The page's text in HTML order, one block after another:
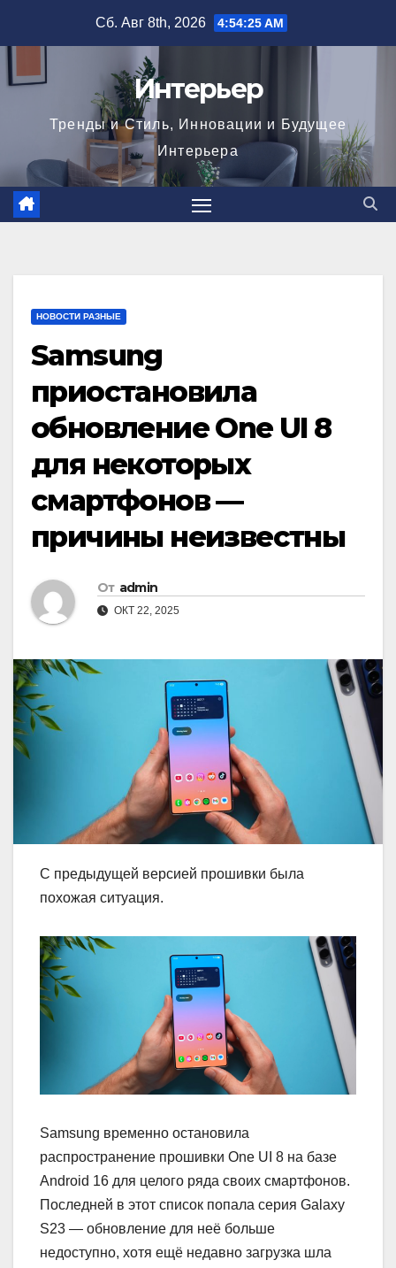
Сб. Авг 8th, 2026 4:54:26 AM
Интерьер
Тренды и Стиль, Инновации и Будущее
Интерьера
НОВОСТИ РАЗНЫЕ
Samsung
приостановила
обновление One UI 8
для некоторых
смартфонов —
причины неизвестны
От admin
ОКТ 22, 2025
С предыдущей версией прошивки была
похожая ситуация.
Samsung временно остановила
распространение прошивки One UI 8 на базе
Android 16 для целого ряда своих смартфонов.
Последней в этот список попала серия Galaxy
S23 — обновление для неё больше
недоступно, хотя ещё недавно загрузка шла